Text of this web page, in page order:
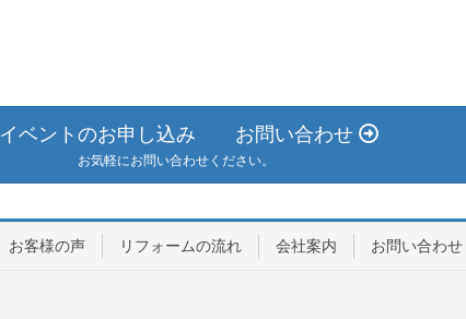
イベントのお申し込み お問い合わせ
お気軽にお問い合わせください。
お客様の声 リフォームの流れ 会社案内 お問い合わせ